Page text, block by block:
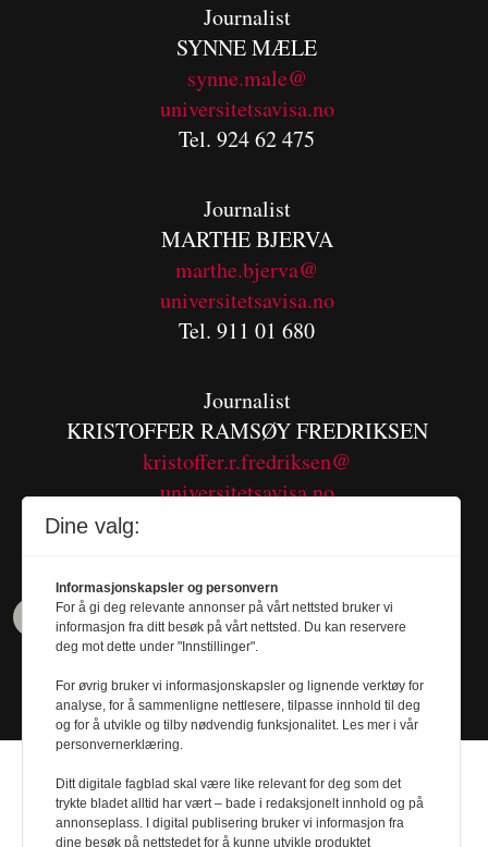
Journalist
SYNNE MÆLE
synne.male@
universitetsavisa.no
Tel. 924 62 475
Journalist
MARTHE BJERVA
marthe.bjerva@
universitetsavisa.no
Tel. 911 01 680
Journalist
KRISTOFFER RAMSØY FREDRIKSEN
kristoffer.r.fredriksen@
universitetsavisa.no
Dine valg:
Informasjonskapsler og personvern
For å gi deg relevante annonser på vårt nettsted bruker vi
informasjon fra ditt besøk på vårt nettsted. Du kan reservere
deg mot dette under "Innstillinger".
For øvrig bruker vi informasjonskapsler og lignende verktøy for
analyse, for å sammenligne nettlesere, tilpasse innhold til deg
og for å utvikle og tilby nødvendig funksjonalitet. Les mer i vår
personvernerklæring.
Ditt digitale fagblad skal være like relevant for deg som det
trykte bladet alltid har vært – bade i redaksjonelt innhold og på
annonseplass. I digital publisering bruker vi informasjon fra
dine besøk på nettstedet for å kunne utvikle produktet